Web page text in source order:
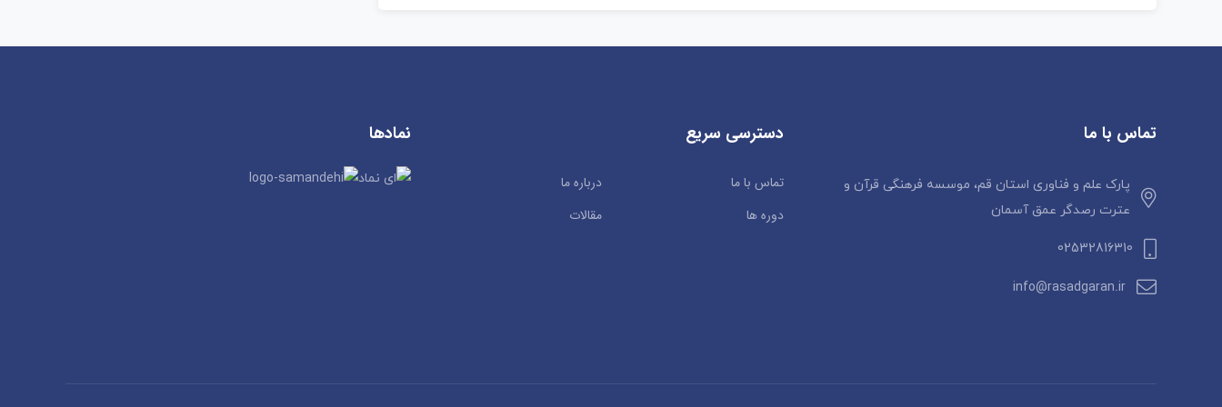
تماس با ما
پارک علم و فناوری استان قم، موسسه فرهنگی قرآن و
عترت رصدگر عمق آسمان
02532816310
info@rasadgaran.ir
دسترسی سریع
تماس با ما
درباره ما
دوره ها
مقالات
نمادها